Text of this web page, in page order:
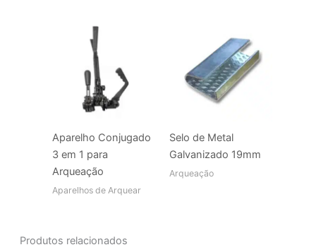
Aparelho Conjugado
3 em 1 para
Arqueação
Aparelhos de Arquear
Selo de Metal
Galvanizado 19mm
Arqueação
Produtos relacionados